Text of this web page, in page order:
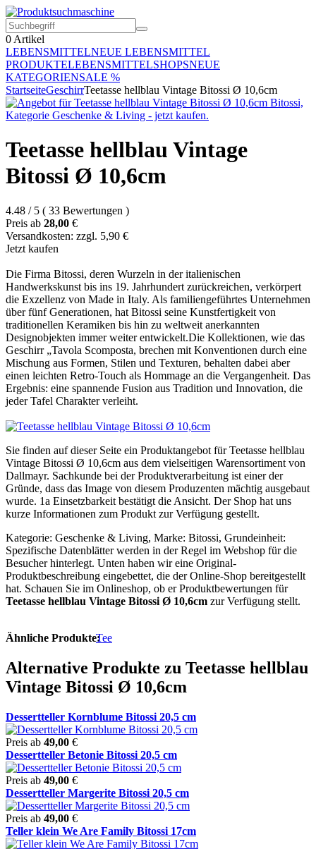
0 Artikel
LEBENSMITTELNEUE LEBENSMITTEL
PRODUKTELEBENSMITTELSHOPSNEUE
KATEGORIENSALE %
StartseiteGeschirrTeetasse hellblau Vintage Bitossi Ø 10,6cm
Teetasse hellblau Vintage
Bitossi Ø 10,6cm
4.48 / 5 ( 33 Bewertungen )
Preis ab 28,00 €
Versandkosten: zzgl. 5,90 €
Jetzt kaufen
Die Firma Bitossi, deren Wurzeln in der italienischen
Handwerkskunst bis ins 19. Jahrhundert zurückreichen, verkörpert
die Exzellenz von Made in Italy. Als familiengeführtes Unternehmen
über fünf Generationen, hat Bitossi seine Kunstfertigkeit von
traditionellen Keramiken bis hin zu weltweit anerkannten
Designobjekten immer weiter entwickelt.Die Kollektionen, wie das
Geschirr „Tavola Scomposta, brechen mit Konventionen durch eine
Mischung aus Formen, Stilen und Texturen, behalten dabei aber
einen leichten Retro-Touch als Hommage an die Vergangenheit. Das
Ergebnis: eine spannende Fusion aus Tradition und Innovation, die
jeder Tafel Charakter verleiht.
Sie finden auf dieser Seite ein Produktangebot für Teetasse hellblau
Vintage Bitossi Ø 10,6cm aus dem vielseitigen Warensortiment von
Dallmayr. Sachkunde bei der Produktverarbeitung ist einer der
Gründe, dass das Image von diesem Produzenten mächtig ausgebaut
wurde. 1a Einsetzbarkeit bestätigt die Ansicht. Der Shop hat uns
kurze Informationen zum Produkt zur Verfügung gestellt.
Kategorie: Geschenke & Living, Marke: Bitossi, Grundeinheit:
Spezifische Datenblätter werden in der Regel im Webshop für die
Besucher hinterlegt. Unten haben wir eine Original-
Produktbeschreibung eingebettet, die der Online-Shop bereitgestellt
hat. Schauen Sie im Onlineshop, ob er Produktbewertungen für
Teetasse hellblau Vintage Bitossi Ø 10,6cm zur Verfügung stellt.
Ähnliche Produkte:Tee
Alternative Produkte zu Teetasse hellblau
Vintage Bitossi Ø 10,6cm
Dessertteller Kornblume Bitossi 20,5 cm
Preis ab 49,00 €
Dessertteller Betonie Bitossi 20,5 cm
Preis ab 49,00 €
Dessertteller Margerite Bitossi 20,5 cm
Preis ab 49,00 €
Teller klein We Are Family Bitossi 17cm